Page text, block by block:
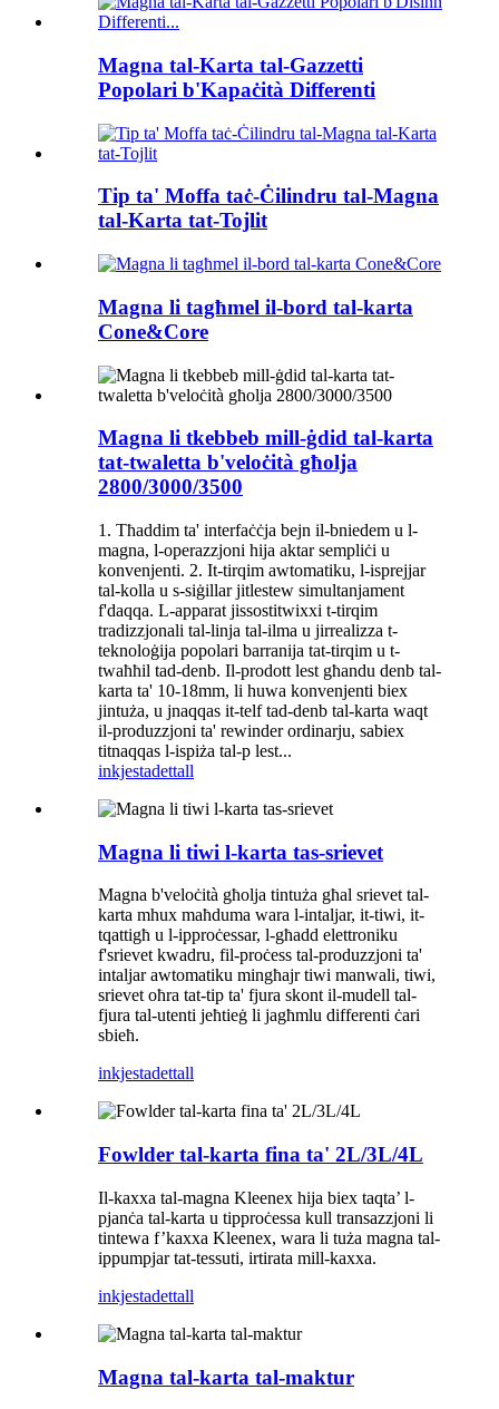
Magna tal-Karta tal-Gazzetti
Popolari b'Kapaċità Differenti
Tip ta' Moffa taċ-Ċilindru tal-Magna
tal-Karta tat-Tojlit
Magna li tagħmel il-bord tal-karta
Cone&Core
Magna li tkebbeb mill-ġdid tal-karta
tat-twaletta b'veloċità għolja
2800/3000/3500
1. Tħaddim ta' interfaċċja bejn il-bniedem u l-
magna, l-operazzjoni hija aktar sempliċi u
konvenjenti. 2. It-tirqim awtomatiku, l-isprejjar
tal-kolla u s-siġillar jitlestew simultanjament
f'daqqa. L-apparat jissostitwixxi t-tirqim
tradizzjonali tal-linja tal-ilma u jirrealizza t-
teknoloġija popolari barranija tat-tirqim u t-
twaħħil tad-denb. Il-prodott lest għandu denb tal-
karta ta' 10-18mm, li huwa konvenjenti biex
jintuża, u jnaqqas it-telf tad-denb tal-karta waqt
il-produzzjoni ta' rewinder ordinarju, sabiex
titnaqqas l-ispiża tal-p lest...
inkjestadettall
Magna li tiwi l-karta tas-srievet
Magna b'veloċità għolja tintuża għal srievet tal-
karta mhux maħduma wara l-intaljar, it-tiwi, it-
tqattigħ u l-ipproċessar, l-għadd elettroniku
f'srievet kwadru, fil-proċess tal-produzzjoni ta'
intaljar awtomatiku mingħajr tiwi manwali, tiwi,
srievet oħra tat-tip ta' fjura skont il-mudell tal-
fjura tal-utenti jeħtieġ li jagħmlu differenti ċari
sbieħ.
inkjestadettall
Fowlder tal-karta fina ta' 2L/3L/4L
Il-kaxxa tal-magna Kleenex hija biex taqta’ l-
pjanċa tal-karta u tipproċessa kull transazzjoni li
tintewa f’kaxxa Kleenex, wara li tuża magna tal-
ippumpjar tat-tessuti, irtirata mill-kaxxa.
inkjestadettall
Magna tal-karta tal-maktur